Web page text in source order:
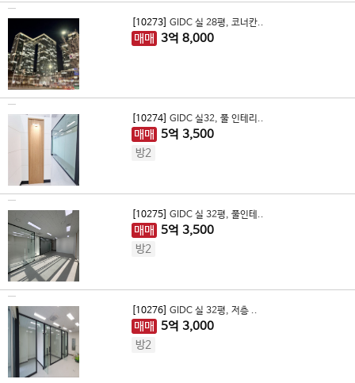
[10273] GIDC 실 28평, 코너칸..
매매 3억 8,000
[10274] GIDC 실32, 풀 인테리..
매매 5억 3,500
방2
[10275] GIDC 실 32평, 풀인테..
매매 5억 3,500
방2
[10276] GIDC 실 32평, 저층 ..
매매 5억 3,000
방2